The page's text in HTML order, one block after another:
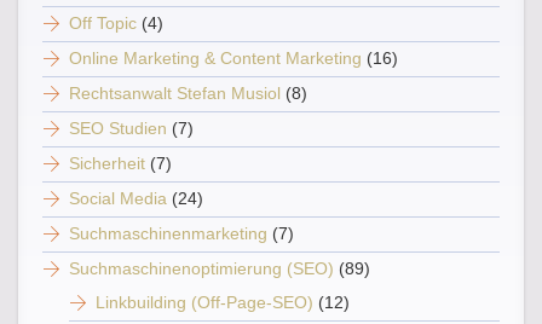
Off Topic (4)
Online Marketing & Content Marketing (16)
Rechtsanwalt Stefan Musiol (8)
SEO Studien (7)
Sicherheit (7)
Social Media (24)
Suchmaschinenmarketing (7)
Suchmaschinenoptimierung (SEO) (89)
Linkbuilding (Off-Page-SEO) (12)